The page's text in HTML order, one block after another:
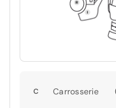
C Carrosserie